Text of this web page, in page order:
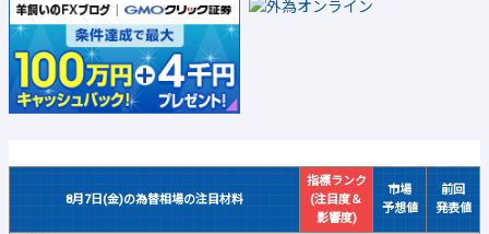
8月7日(金)の為替相場の注目材料
指標ランク
(注目度＆
影響度)
市場
予想値
前回
発表値